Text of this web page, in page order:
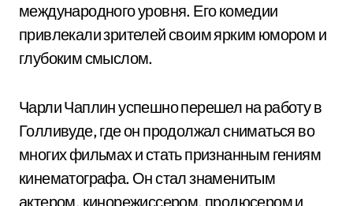
международного уровня. Его комедии
привлекали зрителей своим ярким юмором и
глубоким смыслом.
Чарли Чаплин успешно перешел на работу в
Голливуде, где он продолжал сниматься во
многих фильмах и стать признанным гениям
кинематографа. Он стал знаменитым
актером, кинорежиссером, продюсером и